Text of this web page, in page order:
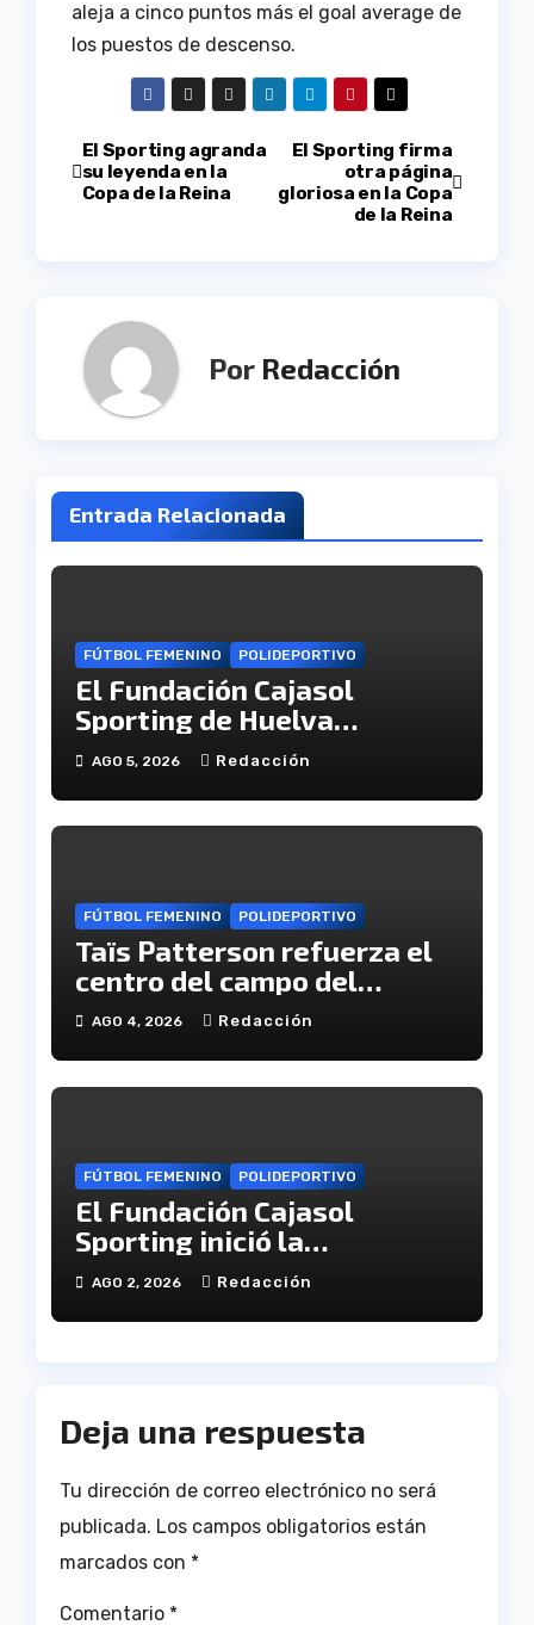
aleja a cinco puntos más el goal average de
los puestos de descenso.
Navegación
de
El Sporting firma
otra página
gloriosa en la Copa
de la Reina
El Sporting agranda
su leyenda en la
Copa de la Reina
Por Redacción
Entrada Relacionada
FÚTBOL FEMENINO POLIDEPORTIVO
El Fundación Cajasol
Sporting de Huelva
disputará la Copa de
Andalucía en el Estadio
Antonio Toledo Sánchez
AGO 5, 2026 Redacción
FÚTBOL FEMENINO POLIDEPORTIVO
Taïs Patterson refuerza el
centro del campo del
Fundación Cajasol Sporting
AGO 4, 2026 Redacción
FÚTBOL FEMENINO POLIDEPORTIVO
El Fundación Cajasol
Sporting inició la
pretemporada
AGO 2, 2026 Redacción
Deja una respuesta
Tu dirección de correo electrónico no será
publicada. Los campos obligatorios están
marcados con *
Comentario *